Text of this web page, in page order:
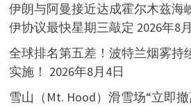
伊朗与阿曼接近达成霍尔木兹海
伊协议最快星期三敲定 2026年8
全球排名第五差！波特兰烟雾持
实施！ 2026年8月4日
雪山（Mt. Hood）滑雪场“立即